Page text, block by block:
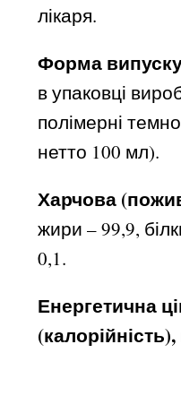
лікаря.
Форма
в упаковці
полімерні
нетто 100 мл).
Харчова
жири – 99,9,
0,1.
Енергетична